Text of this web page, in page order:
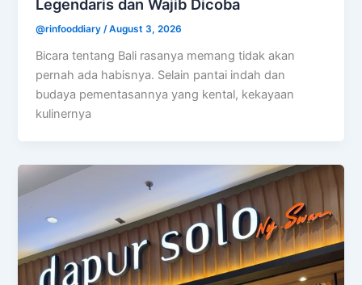
Legendaris dan Wajib Dicoba
@rinfooddiary/August 3, 2026
Bicara tentang Bali rasanya memang tidak akan
pernah ada habisnya. Selain pantai indah dan
budaya pementasannya yang kental, kekayaan
kulinernya